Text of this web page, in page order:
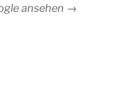
ansehen →